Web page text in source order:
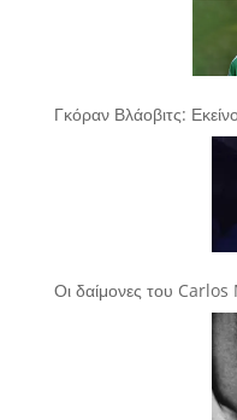
Γκόραν Βλάοβιτς:
Οι δαίμονες του